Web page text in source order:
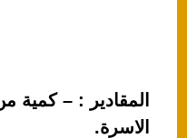
المقادير : – كمية
الاسرة.